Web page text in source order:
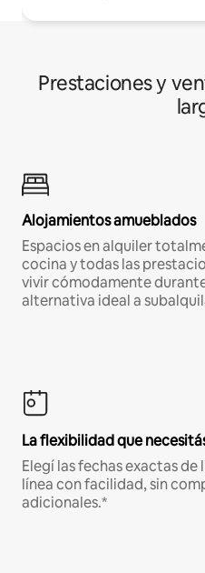
Prestaciones y
Alojamientos amueblados
Espacios en alquiler
cocina y todas las
vivir cómodamente durante
alternativa ideal a
La flexibilidad que
Elegí las fechas exactas de
línea con facilidad, sin
adicionales.*